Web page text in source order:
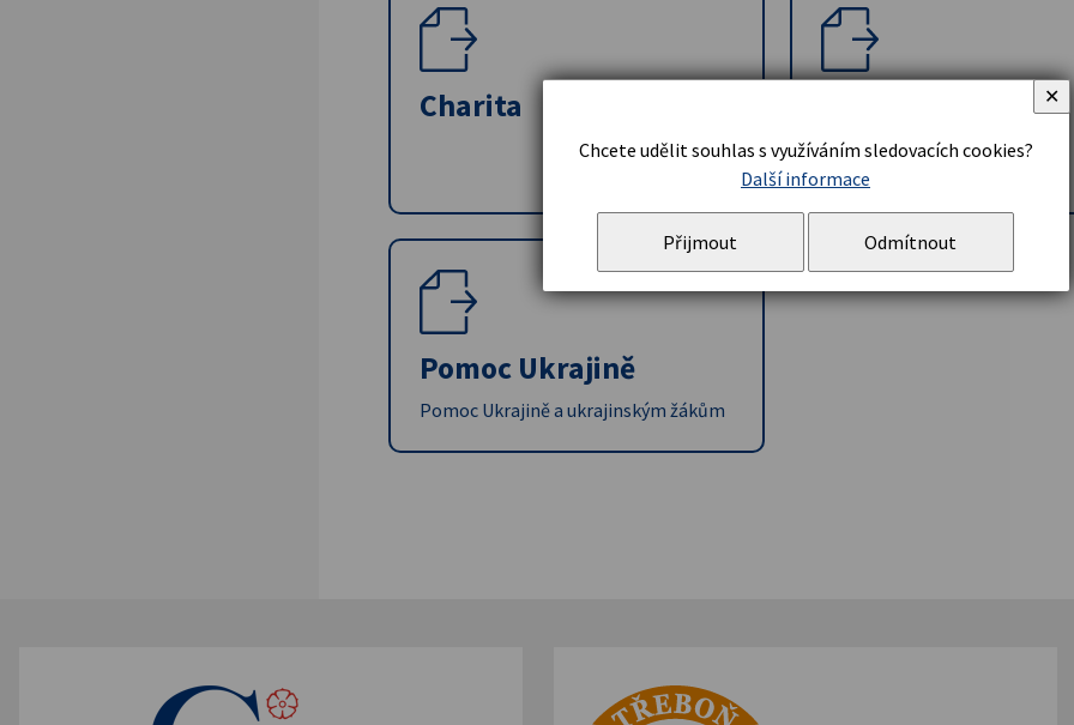
Charita Adopce na dálku
Charita
Pomoc Ukrajině
Pomoc Ukrajině a ukrajinským žákům
Chcete udělit souhlas s využíváním sledovacích cookies?
Další informace
Přijmout Odmítnout
✕